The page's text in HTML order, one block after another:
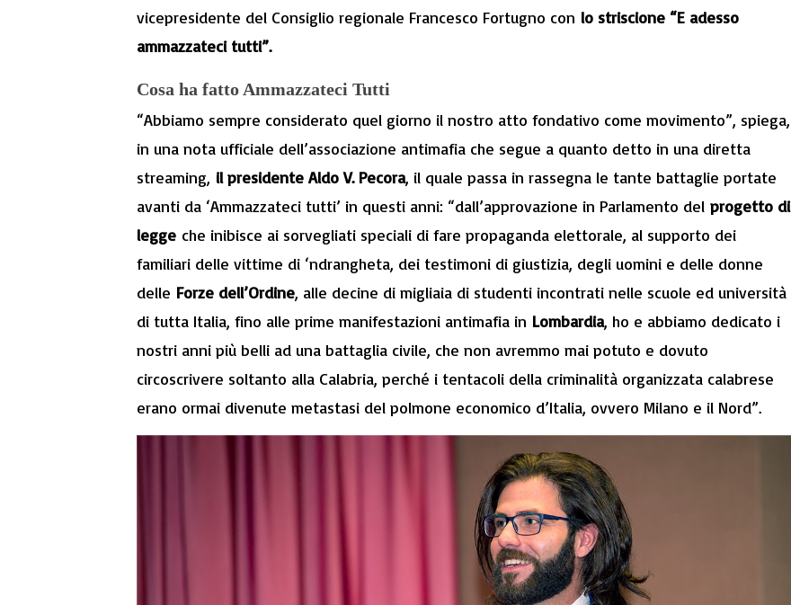
vicepresidente del Consiglio regionale Francesco Fortugno con lo striscione “E adesso
ammazzateci tutti”.
Cosa ha fatto Ammazzateci Tutti
“Abbiamo sempre considerato quel giorno il nostro atto fondativo come movimento”, spiega,
in una nota ufficiale dell’associazione antimafia che segue a quanto detto in una diretta
streaming, il presidente Aldo V. Pecora, il quale passa in rassegna le tante battaglie portate
avanti da ‘Ammazzateci tutti’ in questi anni: “dall’approvazione in Parlamento del progetto di
legge che inibisce ai sorvegliati speciali di fare propaganda elettorale, al supporto dei
familiari delle vittime di ‘ndrangheta, dei testimoni di giustizia, degli uomini e delle donne
delle Forze dell’Ordine, alle decine di migliaia di studenti incontrati nelle scuole ed università
di tutta Italia, fino alle prime manifestazioni antimafia in Lombardia, ho e abbiamo dedicato i
nostri anni più belli ad una battaglia civile, che non avremmo mai potuto e dovuto
circoscrivere soltanto alla Calabria, perché i tentacoli della criminalità organizzata calabrese
erano ormai divenute metastasi del polmone economico d’Italia, ovvero Milano e il Nord”.